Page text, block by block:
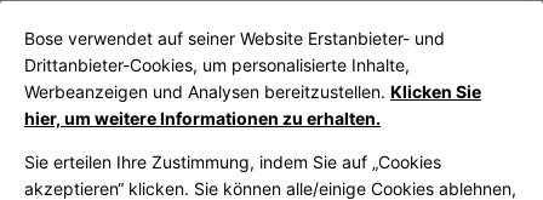
Bose App
Bose Connect
App
Bose verwendet auf seiner Website Erstanbieter- und
Drittanbieter-Cookies, um personalisierte Inhalte,
Werbeanzeigen und Analysen bereitzustellen. Klicken Sie
hier, um weitere Informationen zu erhalten.
Sie erteilen Ihre Zustimmung, indem Sie auf „Cookies
akzeptieren“ klicken. Sie können alle/einige Cookies ablehnen,